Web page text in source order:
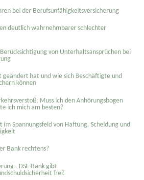
bei der Berufsunfähigkeitsversicherung
deutlich wahrnehmbarer schlechter
von Unterhaltsansprüchen bei
geändert hat und wie sich Beschäftigte und
können
Muss ich den Anhörungsbogen
ich mich am besten?
im Spannungsfeld von Haftung, Scheidung und
Bank rechtens?
- DSL-Bank gibt
frei!